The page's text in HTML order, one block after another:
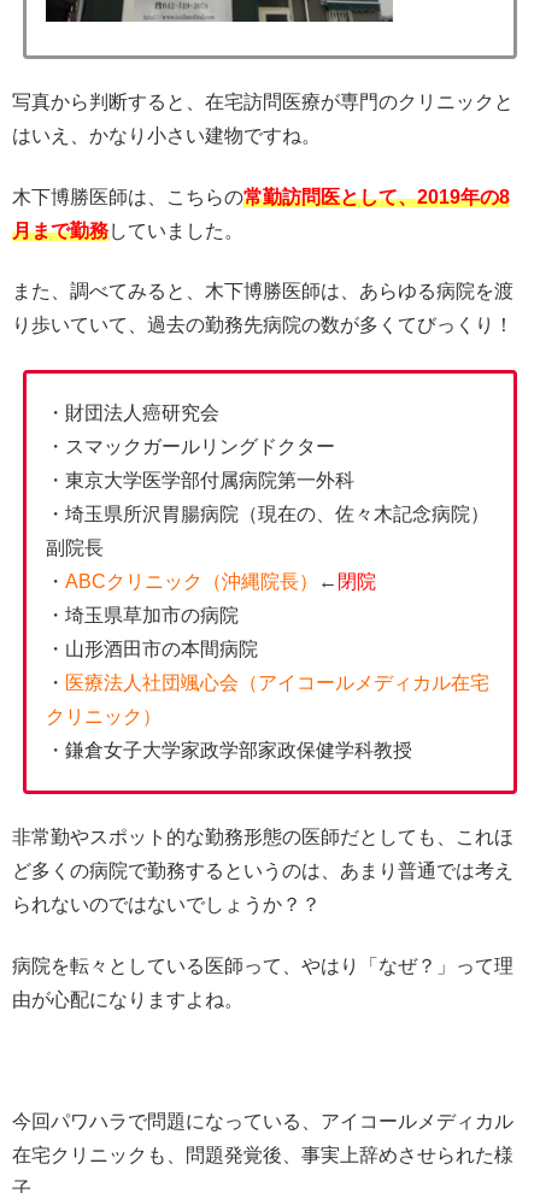
写真から判断すると、在宅訪問医療が専門のクリニックと
はいえ、かなり小さい建物ですね。
木下博勝医師は、こちらの常勤訪問医として、2019年の8
月まで勤務していました。
また、調べてみると、木下博勝医師は、あらゆる病院を渡
り歩いていて、過去の勤務先病院の数が多くてびっくり！
・財団法人癌研究会
・スマックガールリングドクター
・東京大学医学部付属病院第一外科
・埼玉県所沢胃腸病院（現在の、佐々木記念病院）
副院長
・ ABCクリニック（沖縄院長） ← 閉院
・埼玉県草加市の病院
・山形酒田市の本間病院
・ 医療法人社団颯心会（アイコールメディカル在宅
クリニック）
・鎌倉女子大学家政学部家政保健学科教授
非常勤やスポット的な勤務形態の医師だとしても、これほ
ど多くの病院で勤務するというのは、あまり普通では考え
られないのではないでしょうか？？
病院を転々としている医師って、やはり「なぜ？」って理
由が心配になりますよね。
今回パワハラで問題になっている、アイコールメディカル
在宅クリニックも、問題発覚後、事実上辞めさせられた様
子。